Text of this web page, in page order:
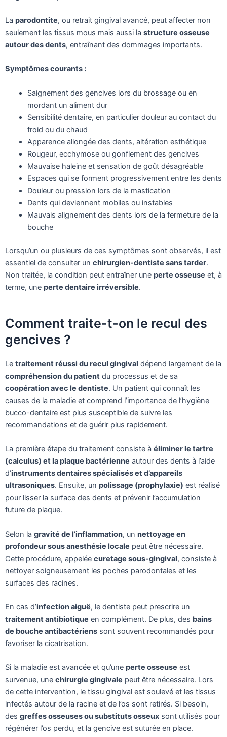
La parodontite, ou retrait gingival avancé, peut affecter non
seulement les tissus mous mais aussi la structure osseuse
autour des dents, entraînant des dommages importants.
Symptômes courants :
Saignement des gencives lors du brossage ou en
mordant un aliment dur
Sensibilité dentaire, en particulier douleur au contact du
froid ou du chaud
Apparence allongée des dents, altération esthétique
Rougeur, ecchymose ou gonflement des gencives
Mauvaise haleine et sensation de goût désagréable
Espaces qui se forment progressivement entre les dents
Douleur ou pression lors de la mastication
Dents qui deviennent mobiles ou instables
Mauvais alignement des dents lors de la fermeture de la
bouche
Lorsqu’un ou plusieurs de ces symptômes sont observés, il est
essentiel de consulter un chirurgien-dentiste sans tarder.
Non traitée, la condition peut entraîner une perte osseuse et, à
terme, une perte dentaire irréversible.
Comment traite-t-on le recul des
gencives ?
Le traitement réussi du recul gingival dépend largement de la
compréhension du patient du processus et de sa
coopération avec le dentiste. Un patient qui connaît les
causes de la maladie et comprend l’importance de l’hygiène
bucco-dentaire est plus susceptible de suivre les
recommandations et de guérir plus rapidement.
La première étape du traitement consiste à éliminer le tartre
(calculus) et la plaque bactérienne autour des dents à l’aide
d’instruments dentaires spécialisés et d’appareils
ultrasoniques. Ensuite, un polissage (prophylaxie) est réalisé
pour lisser la surface des dents et prévenir l’accumulation
future de plaque.
Selon la gravité de l’inflammation, un nettoyage en
profondeur sous anesthésie locale peut être nécessaire.
Cette procédure, appelée curetage sous-gingival, consiste à
nettoyer soigneusement les poches parodontales et les
surfaces des racines.
En cas d’infection aiguë, le dentiste peut prescrire un
traitement antibiotique en complément. De plus, des bains
de bouche antibactériens sont souvent recommandés pour
favoriser la cicatrisation.
Si la maladie est avancée et qu’une perte osseuse est
survenue, une chirurgie gingivale peut être nécessaire. Lors
de cette intervention, le tissu gingival est soulevé et les tissus
infectés autour de la racine et de l’os sont retirés. Si besoin,
des greffes osseuses ou substituts osseux sont utilisés pour
régénérer l’os perdu, et la gencive est suturée en place.